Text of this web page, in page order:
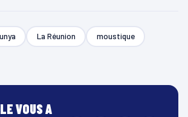
La Réunion moustique
VOUS A